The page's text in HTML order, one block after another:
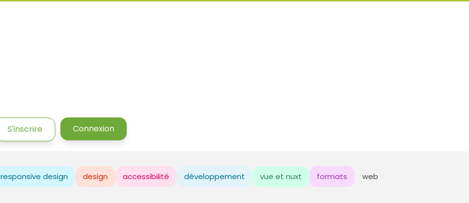
S'inscrire Connexion
responsive design design accessibilité développement vue et nuxt formats web